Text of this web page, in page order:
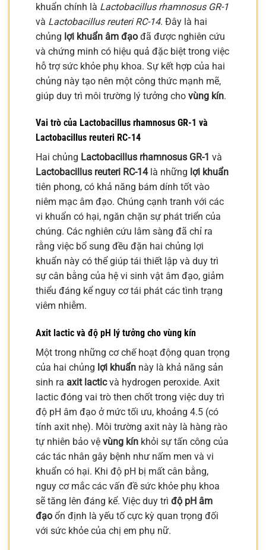
khuẩn chính là Lactobacillus rhamnosus GR-1
và Lactobacillus reuteri RC-14. Đây là hai
chủng lợi khuẩn âm đạo đã được nghiên cứu
và chứng minh có hiệu quả đặc biệt trong việc
hỗ trợ sức khỏe phụ khoa. Sự kết hợp của hai
chủng này tạo nên một công thức mạnh mẽ,
giúp duy trì môi trường lý tưởng cho vùng kín.
Vai trò của Lactobacillus rhamnosus GR-1 và
Lactobacillus reuteri RC-14
Hai chủng Lactobacillus rhamnosus GR-1 và
Lactobacillus reuteri RC-14là những lợi khuẩn
tiên phong, có khả năng bám dính tốt vào
niêm mạc âm đạo. Chúng cạnh tranh với các
vi khuẩn có hại, ngăn chặn sự phát triển của
chúng. Các nghiên cứu lâm sàng đã chỉ ra
rằng việc bổ sung đều đặn hai chủng lợi
khuẩn này có thể giúp tái thiết lập và duy trì
sự cân bằng của hệ vi sinh vật âm đạo, giảm
thiểu đáng kể nguy cơ tái phát các tình trạng
viêm nhiễm.
Axit lactic và độ pH lý tưởng cho vùng kín
Một trong những cơ chế hoạt động quan trọng
của hai chủng lợi khuẩn này là khả năng sản
sinh ra axit lacticvà hydrogen peroxide. Axit
lactic đóng vai trò then chốt trong việc duy trì
độ pH âm đạo ở mức tối ưu, khoảng 4.5 (có
tính axit nhẹ). Môi trường axit này là hàng rào
tự nhiên bảo vệ vùng kín khỏi sự tấn công của
các tác nhân gây bệnh như nấm men và vi
khuẩn có hại. Khi độ pH bị mất cân bằng,
nguy cơ mắc các vấn đề sức khỏe phụ khoa
sẽ tăng lên đáng kể. Việc duy trì độ pH âm
đạo ổn định là yếu tố cực kỳ quan trọng đối
với sức khỏe của chị em phụ nữ.